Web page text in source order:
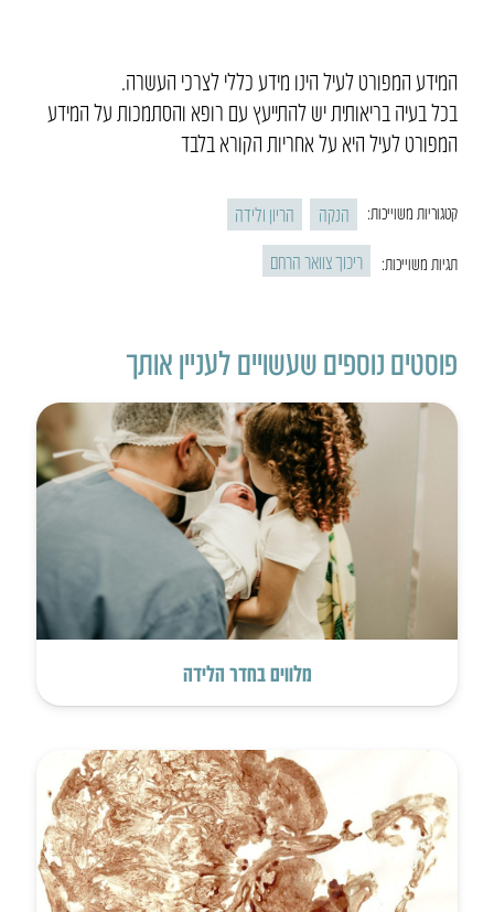
המידע המפורט לעיל הינו מידע כללי לצרכי העשרה.
בכל בעיה בריאותית יש להתייעץ עם רופא והסתמכות על המידע
המפורט לעיל היא על אחריות הקורא בלבד
קטגוריות משוייכות: הנקה הריון ולידה
תגיות משוייכות: ריכוך צוואר הרחם
פוסטים נוספים שעשויים לעניין אותך
מלווים בחדר הלידה